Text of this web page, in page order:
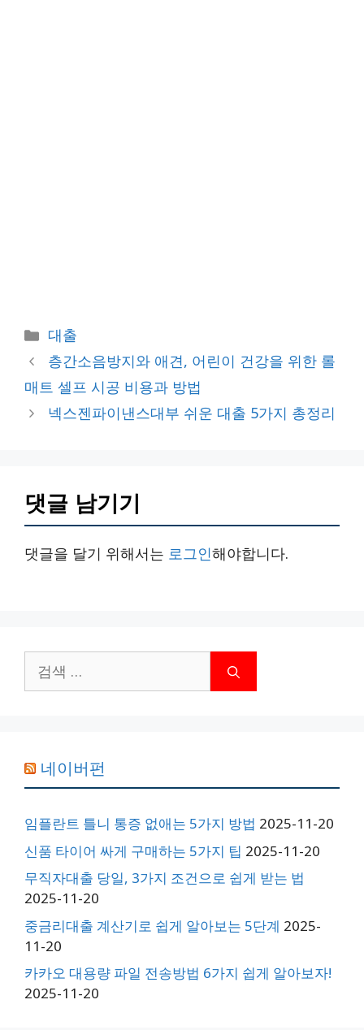
카
테
리
대출
층간소음방지와 애견, 어린이 건강을 위한 롤
매트 셀프 시공 비용과 방법
넥스젠파이낸스대부 쉬운 대출 5가지 총정리
댓글 남기기
댓글을 달기 위해서는 로그인해야합니다.
색:
네이버펀
임플란트 틀니 통증 없애는 5가지 방법 2025-11-20
신품 타이어 싸게 구매하는 5가지 팁 2025-11-20
무직자대출 당일, 3가지 조건으로 쉽게 받는 법
2025-11-20
중금리대출 계산기로 쉽게 알아보는 5단계 2025-
11-20
카카오 대용량 파일 전송방법 6가지 쉽게 알아보자!
2025-11-20